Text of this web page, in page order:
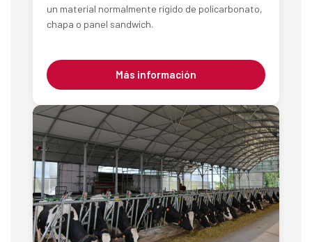
un material normalmente rígido de policarbonato,
chapa o panel sandwich.
Más información